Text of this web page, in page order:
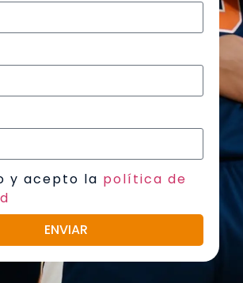
y acepto la política de
ENVIAR